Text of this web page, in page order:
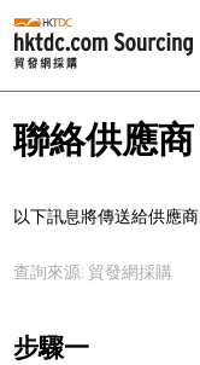
聯絡供應商
以下訊息將傳送給供應商:
查詢來源: 貿發網採購
步驟一